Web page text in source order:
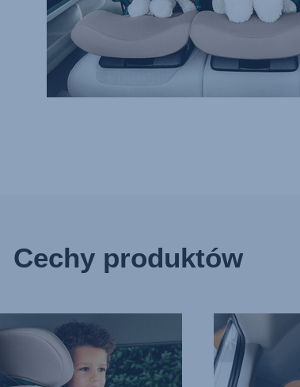
Cechy produktów
WYGODNY,
OCHRONNY
ZAGŁÓWEK,
3